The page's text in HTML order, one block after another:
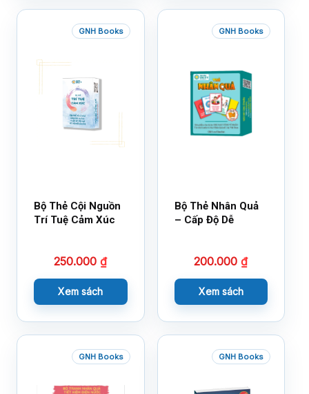
GNH Books
Bộ Thẻ Cội Nguồn
Trí Tuệ Cảm Xúc
250.000₫
Xem sách
GNH Books
Bộ Thẻ Nhân Quả
– Cấp Độ Dễ
200.000₫
Xem sách
GNH Books GNH Books